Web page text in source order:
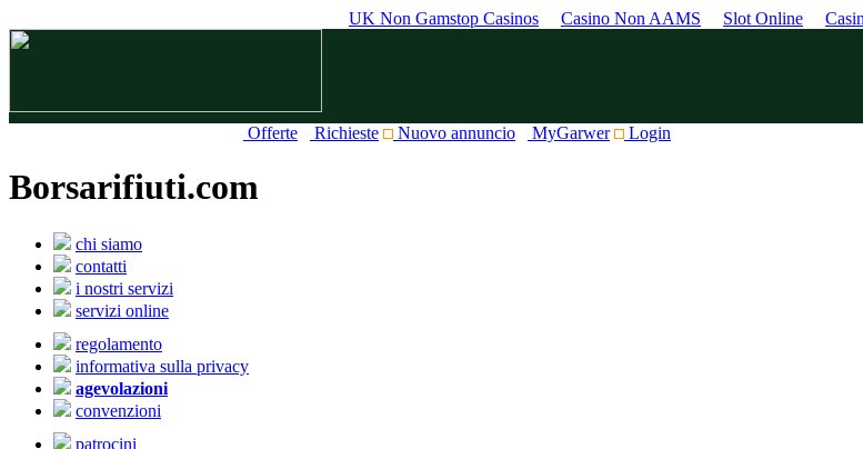
UK Non Gamstop Casinos Casino Non AAMS Slot Online
Offerte Richieste Nuovo annuncio MyGarwer Login
Borsarifiuti.com
chi siamo
contatti
i nostri servizi
servizi online
regolamento
informativa sulla privacy
agevolazioni
convenzioni
patrocini